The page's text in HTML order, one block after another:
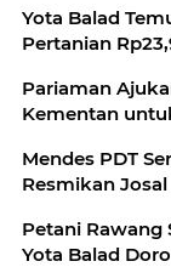
Yota Balad
Pertanian
Pariaman
Kementan
Mendes PDT
Resmikan
Petani Rawang
Yota Balad